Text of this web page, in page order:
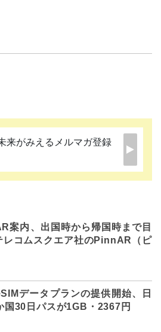
来がみえるメルマガ登録
案内、出国時から帰国時まで目
レコムスクエア社のPinnAR（ピ
データプランの提供開始、日
国30日パスが1GB・2367円